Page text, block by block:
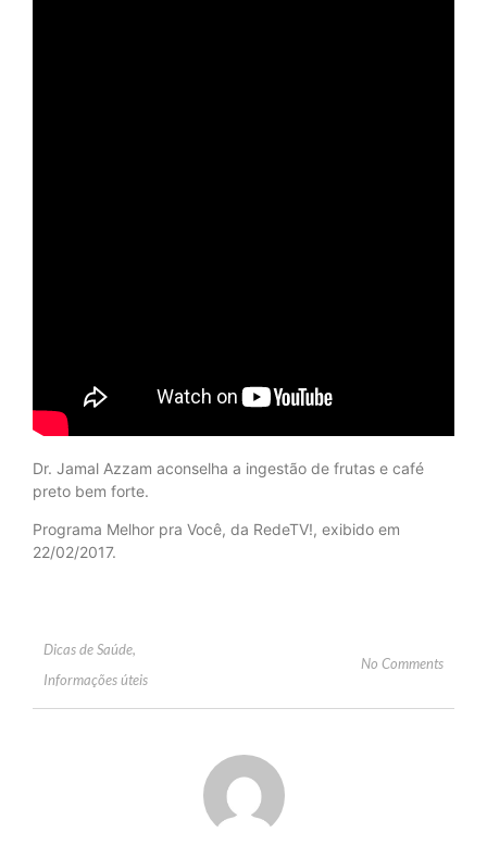
Dr. Jamal Azzam aconselha a ingestão de frutas e café
preto bem forte.
Programa Melhor pra Você, da RedeTV!, exibido em
22/02/2017.
Dicas de Saúde,
Informações úteis
No Comments